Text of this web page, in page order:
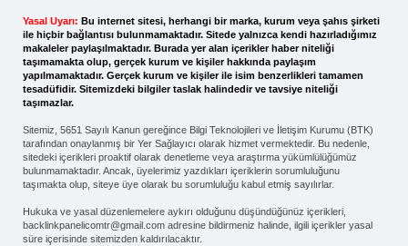
Yasal Uyarı: Bu internet sitesi, herhangi bir marka, kurum veya şahıs şirketi
ile hiçbir bağlantısı bulunmamaktadır. Sitede yalnızca kendi hazırladığımız
makaleler paylaşılmaktadır. Burada yer alan içerikler haber niteliği
taşımamakta olup, gerçek kurum ve kişiler hakkında paylaşım
yapılmamaktadır. Gerçek kurum ve kişiler ile isim benzerlikleri tamamen
tesadüfidir. Sitemizdeki bilgiler taslak halindedir ve tavsiye niteliği
taşımazlar.
Sitemiz, 5651 Sayılı Kanun gereğince Bilgi Teknolojileri ve İletişim Kurumu (BTK)
tarafından onaylanmış bir Yer Sağlayıcı olarak hizmet vermektedir. Bu nedenle,
sitedeki içerikleri proaktif olarak denetleme veya araştırma yükümlülüğümüz
bulunmamaktadır. Ancak, üyelerimiz yazdıkları içeriklerin sorumluluğunu
taşımakta olup, siteye üye olarak bu sorumluluğu kabul etmiş sayılırlar.
Hukuka ve yasal düzenlemelere aykırı olduğunu düşündüğünüz içerikleri,
backlinkpanelicomtr@gmail.com adresine bildirmeniz halinde, ilgili içerikler yasal
süre içerisinde sitemizden kaldırılacaktır.